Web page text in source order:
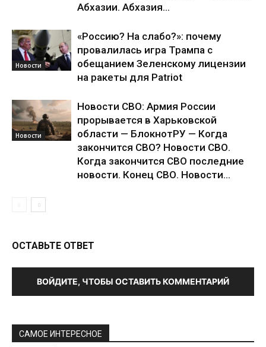
Абхазии. Абхазия...
Новости
«Россию? На слабо?»: почему
провалилась игра Трампа с
обещанием Зеленскому лицензии
на ракеты для Patriot
Новости
Новости СВО: Армия России
прорывается в Харьковской
области — БлокнотРУ — Когда
закончится СВО? Новости СВО.
Когда закончится СВО последние
новости. Конец СВО. Новости...
ОСТАВЬТЕ ОТВЕТ
ВОЙДИТЕ, ЧТОБЫ ОСТАВИТЬ КОММЕНТАРИЙ
САМОЕ ИНТЕРЕСНОЕ